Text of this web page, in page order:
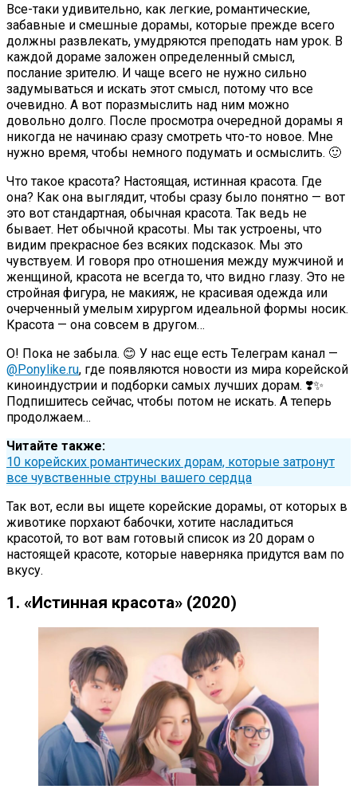
Все-таки удивительно, как легкие, романтические,
забавные и смешные дорамы, которые прежде всего
должны развлекать, умудряются преподать нам урок. В
каждой дораме заложен определенный смысл,
послание зрителю. И чаще всего не нужно сильно
задумываться и искать этот смысл, потому что все
очевидно. А вот поразмыслить над ним можно
довольно долго. После просмотра очередной дорамы я
никогда не начинаю сразу смотреть что-то новое. Мне
нужно время, чтобы немного подумать и осмыслить. 🙂
Что такое красота? Настоящая, истинная красота. Где
она? Как она выглядит, чтобы сразу было понятно — вот
это вот стандартная, обычная красота. Так ведь не
бывает. Нет обычной красоты. Мы так устроены, что
видим прекрасное без всяких подсказок. Мы это
чувствуем. И говоря про отношения между мужчиной и
женщиной, красота не всегда то, что видно глазу. Это не
стройная фигура, не макияж, не красивая одежда или
очерченный умелым хирургом идеальной формы носик.
Красота — она совсем в другом…
О! Пока не забыла. 😊 У нас еще есть Телеграм канал —
@Ponylike.ru, где появляются новости из мира корейской
киноиндустрии и подборки самых лучших дорам. ❣️✨
Подпишитесь сейчас, чтобы потом не искать. А теперь
продолжаем…
Читайте также:
10 корейских романтических дорам, которые затронут
все чувственные струны вашего сердца
Так вот, если вы ищете корейские дорамы, от которых в
животике порхают бабочки, хотите насладиться
красотой, то вот вам готовый список из 20 дорам о
настоящей красоте, которые наверняка придутся вам по
вкусу.
1. «Истинная красота» (2020)